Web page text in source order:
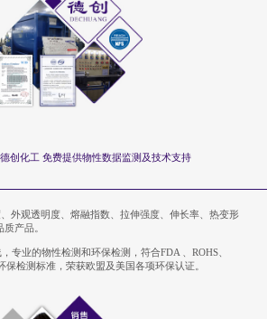
德创化工 免费提供物性数据监测及技术支持
外观透明度、熔融指数、拉伸强度、伸长率、热变形
产品。
专业的物性检测和环保检测，符合FDA 、ROHS、
保检测标准，荣获欧盟及美国各项环保认证。